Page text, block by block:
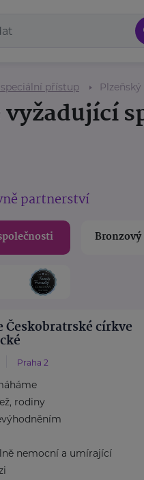
přístup
partnerství
Bronzový
Českobratrské církve
Praha 2
rodiny
nemocní a umírající